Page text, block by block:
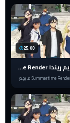
25:00
انمي سمر تايم ريندا Summertime Render الحلقة 18 مترجم